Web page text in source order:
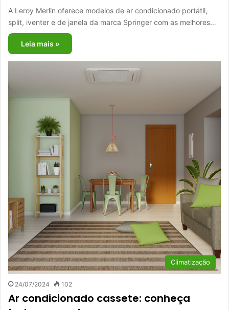
A Leroy Merlin oferece modelos de ar condicionado portátil,
split, iventer e de janela da marca Springer com as melhores…
Leia mais »
Climatização
24/07/2024 102
Ar condicionado cassete: conheça